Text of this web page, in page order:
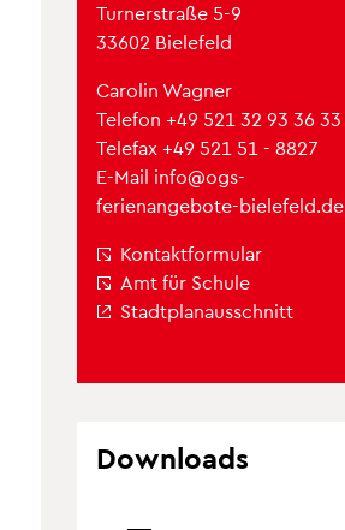
Turnerstraße 5-9
33602 Bielefeld
Carolin Wagner
Telefon +49 521 32 93 36 33
Telefax +49 521 51 - 8827
E-Mail info@ogs-
ferienangebote-bielefeld.de
Kontaktformular
Amt für Schule
Stadtplanausschnitt
Downloads